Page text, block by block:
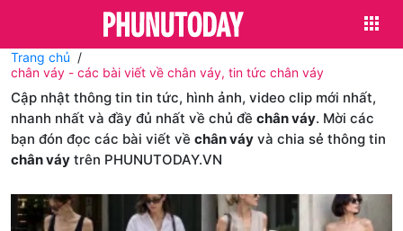
Trang chủ
chân váy - các bài viết về chân váy, tin tức chân váy
Cập nhật thông tin tin tức, hình ảnh, video clip mới nhất,
nhanh nhất và đầy đủ nhất về chủ đề chân váy. Mời các
bạn đón đọc các bài viết về chân váy và chia sẻ thông tin
chân váy trên PHUNUTODAY.VN